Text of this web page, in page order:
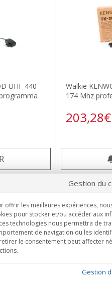
UHF 440-
Walkie
174 Mhz
203,28€
Informations
Lun.-Ven.
Livraison en
Gestion du
offrir les meilleures expériences,
pour stocker et/ou accéder aux
technologies nous permettra de
de navigation ou les
le consentement peut affecter
Gestion